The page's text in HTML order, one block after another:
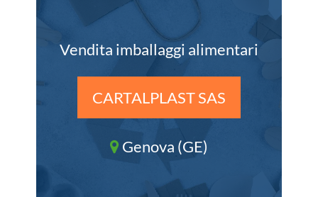
Vendita imballaggi alimentari
CARTALPLAST SAS
Genova (GE)